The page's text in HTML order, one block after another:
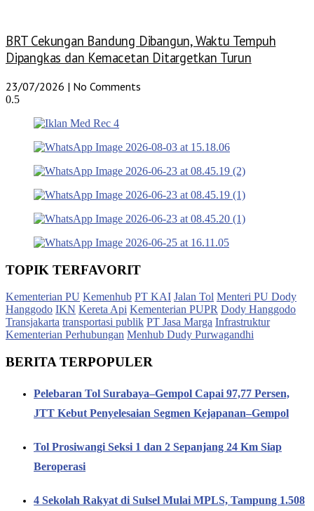
BRT Cekungan Bandung Dibangun, Waktu Tempuh
Dipangkas dan Kemacetan Ditargetkan Turun
23/07/2026 No Comments
TOPIK TERFAVORIT
Kementerian PU Kemenhub PT KAI Jalan Tol Menteri PU Dody
Hanggodo IKN Kereta Api Kementerian PUPR Dody Hanggodo
Transjakarta transportasi publik PT Jasa Marga Infrastruktur
Kementerian Perhubungan Menhub Dudy Purwagandhi
BERITA TERPOPULER
Pelebaran Tol Surabaya–Gempol Capai 97,77 Persen,
JTT Kebut Penyelesaian Segmen Kejapanan–Gempol
Tol Prosiwangi Seksi 1 dan 2 Sepanjang 24 Km Siap
Beroperasi
4 Sekolah Rakyat di Sulsel Mulai MPLS, Tampung 1.508